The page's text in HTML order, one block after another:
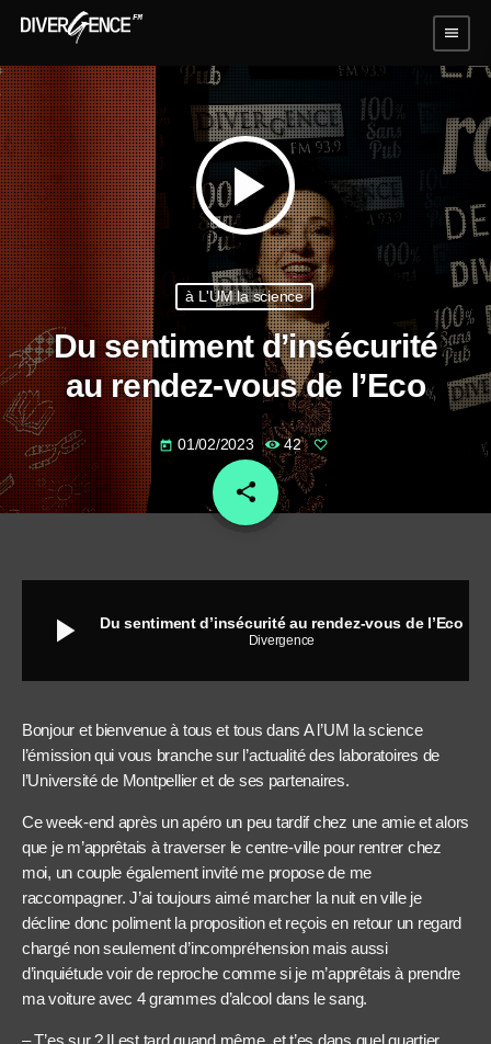
menu
play_arrow
à L'UM la science
Du sentiment d’insécurité
au rendez-vous de l’Eco
today 01/02/2023 42
share
email
play_arrow Du sentiment d’insécurité au rendez-vous de l’Eco
Divergence
Bonjour et bienvenue à tous et tous dans A l’UM la science
l’émission qui vous branche sur l’actualité des laboratoires de
l’Université de Montpellier et de ses partenaires.
Ce week-end après un apéro un peu tardif chez une amie et alors
que je m’apprêtais à traverser le centre-ville pour rentrer chez
moi, un couple également invité me propose de me
raccompagner. J’ai toujours aimé marcher la nuit en ville je
décline donc poliment la proposition et reçois en retour un regard
chargé non seulement d’incompréhension mais aussi
d’inquiétude voir de reproche comme si je m’apprêtais à prendre
ma voiture avec 4 grammes d’alcool dans le sang.
– T’es sur ? Il est tard quand même, et t’es dans quel quartier